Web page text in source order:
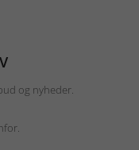
og nyheder.